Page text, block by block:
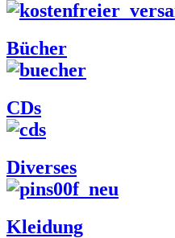
Bücher
CDs
Diverses
Kleidung